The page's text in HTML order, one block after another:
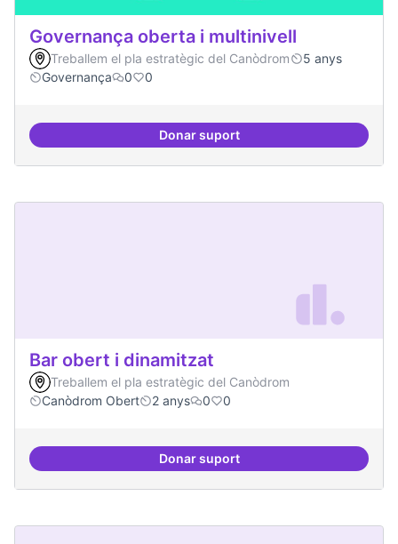
Governança oberta i multinivell
Treballem el pla estratègic del Canòdrom
5 anys
Governança
0 0
Donar suportGovernança oberta i multinivell
Bar obert i dinamitzat
Treballem el pla estratègic del Canòdrom
Canòdrom Obert
2 anys 0 0
Donar suportBar obert i dinamitzat